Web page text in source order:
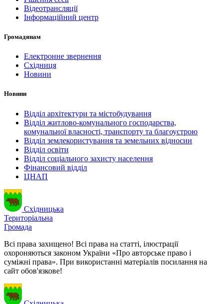
Відеотрансляції
Інформаційний центр
Громадянам
Електронне звернення
Східниця
Новини
Новини
Відділ архітектури та містобудування
Відділ житлово-комунального господарства,
комунальної власності, транспорту та благоустрою
Відділ землекористування та земельних відносин
Відділ освіти
Відділ соціального захисту населення
Фінансовий відділ
ЦНАП
Східницька
Територіальна
Громада
Всі права захищено! Всі права на статті, ілюстрації
охороняються законом України «Про авторське право і
суміжні права». При використанні матеріалів посилання на
сайт обов'язкове!